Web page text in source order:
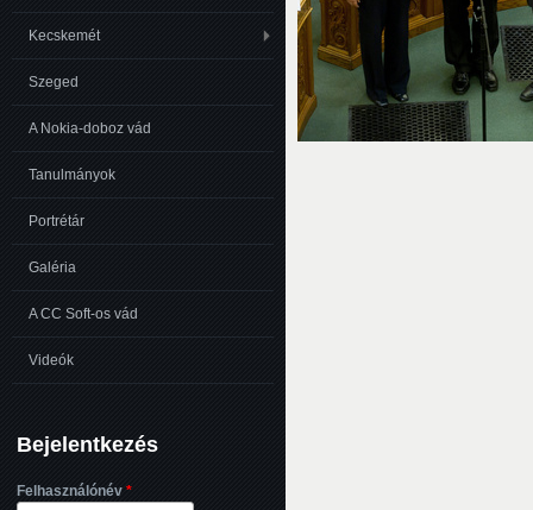
Kecskemét
Szeged
A Nokia-doboz vád
Tanulmányok
Portrétár
Galéria
A CC Soft-os vád
Videók
Bejelentkezés
Felhasználónév *